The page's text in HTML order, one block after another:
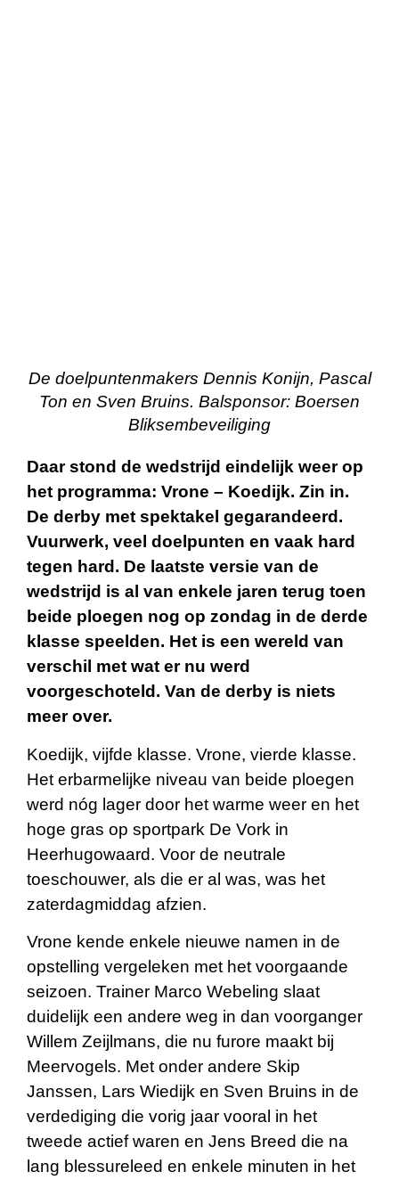
De doelpuntenmakers Dennis Konijn, Pascal
Ton en Sven Bruins. Balsponsor: Boersen
Bliksembeveiliging
Daar stond de wedstrijd eindelijk weer op
het programma: Vrone – Koedijk. Zin in.
De derby met spektakel gegarandeerd.
Vuurwerk, veel doelpunten en vaak hard
tegen hard. De laatste versie van de
wedstrijd is al van enkele jaren terug toen
beide ploegen nog op zondag in de derde
klasse speelden. Het is een wereld van
verschil met wat er nu werd
voorgeschoteld. Van de derby is niets
meer over.
Koedijk, vijfde klasse. Vrone, vierde klasse.
Het erbarmelijke niveau van beide ploegen
werd nóg lager door het warme weer en het
hoge gras op sportpark De Vork in
Heerhugowaard. Voor de neutrale
toeschouwer, als die er al was, was het
zaterdagmiddag afzien.
Vrone kende enkele nieuwe namen in de
opstelling vergeleken met het voorgaande
seizoen. Trainer Marco Webeling slaat
duidelijk een andere weg in dan voorganger
Willem Zeijlmans, die nu furore maakt bij
Meervogels. Met onder andere Skip
Janssen, Lars Wiedijk en Sven Bruins in de
verdediging die vorig jaar vooral in het
tweede actief waren en Jens Breed die na
lang blessureleed en enkele minuten in het